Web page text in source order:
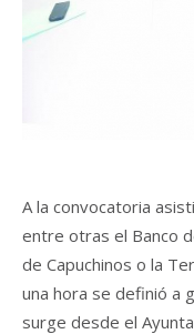
A la convocatoria
entre otras el Banco
de Capuchinos o la
una hora se definió a
surge desde el